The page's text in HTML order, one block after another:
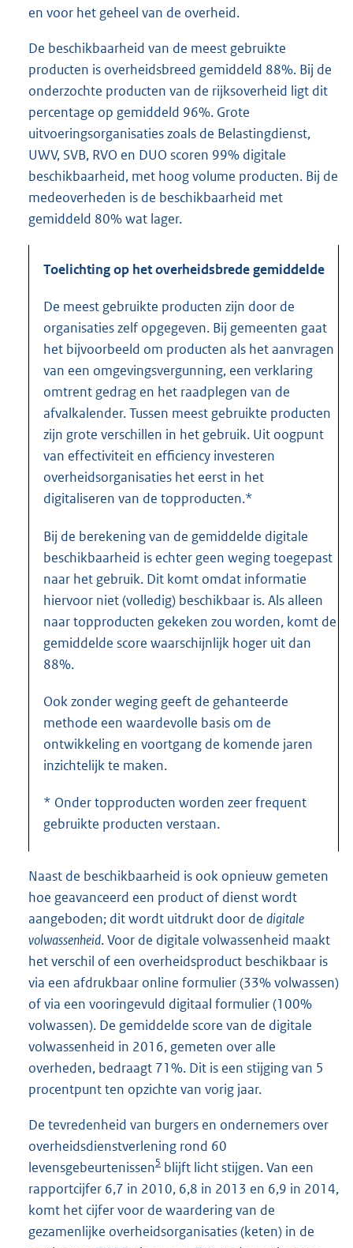
en voor het geheel van de overheid.
De beschikbaarheid van de meest gebruikte
producten is overheidsbreed gemiddeld 88%. Bij de
onderzochte producten van de rijksoverheid ligt dit
percentage op gemiddeld 96%. Grote
uitvoeringsorganisaties zoals de Belastingdienst,
UWV, SVB, RVO en DUO scoren 99% digitale
beschikbaarheid, met hoog volume producten. Bij de
medeoverheden is de beschikbaarheid met
gemiddeld 80% wat lager.
Toelichting op het overheidsbrede gemiddelde
De meest gebruikte producten zijn door de
organisaties zelf opgegeven. Bij gemeenten gaat
het bijvoorbeeld om producten als het aanvragen
van een omgevingsvergunning, een verklaring
omtrent gedrag en het raadplegen van de
afvalkalender. Tussen meest gebruikte producten
zijn grote verschillen in het gebruik. Uit oogpunt
van effectiviteit en efficiency investeren
overheidsorganisaties het eerst in het
digitaliseren van de topproducten.*
Bij de berekening van de gemiddelde digitale
beschikbaarheid is echter geen weging toegepast
naar het gebruik. Dit komt omdat informatie
hiervoor niet (volledig) beschikbaar is. Als alleen
naar topproducten gekeken zou worden, komt de
gemiddelde score waarschijnlijk hoger uit dan
88%.
Ook zonder weging geeft de gehanteerde
methode een waardevolle basis om de
ontwikkeling en voortgang de komende jaren
inzichtelijk te maken.
* Onder topproducten worden zeer frequent
gebruikte producten verstaan.
Naast de beschikbaarheid is ook opnieuw gemeten
hoe geavanceerd een product of dienst wordt
aangeboden; dit wordt uitdrukt door de digitale
volwassenheid. Voor de digitale volwassenheid maakt
het verschil of een overheidsproduct beschikbaar is
via een afdrukbaar online formulier (33% volwassen)
of via een vooringevuld digitaal formulier (100%
volwassen). De gemiddelde score van de digitale
volwassenheid in 2016, gemeten over alle
overheden, bedraagt 71%. Dit is een stijging van 5
procentpunt ten opzichte van vorig jaar.
De tevredenheid van burgers en ondernemers over
overheidsdienstverlening rond 60
levensgebeurtenissen5 blijft licht stijgen. Van een
rapportcijfer 6,7 in 2010, 6,8 in 2013 en 6,9 in 2014,
komt het cijfer voor de waardering van de
gezamenlijke overheidsorganisaties (keten) in de